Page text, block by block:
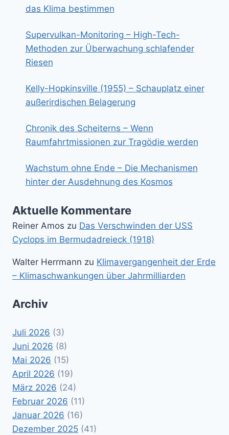
das Klima bestimmen
Supervulkan-Monitoring – High-Tech-
Methoden zur Überwachung schlafender
Riesen
Kelly-Hopkinsville (1955) – Schauplatz einer
außerirdischen Belagerung
Chronik des Scheiterns – Wenn
Raumfahrtmissionen zur Tragödie werden
Wachstum ohne Ende – Die Mechanismen
hinter der Ausdehnung des Kosmos
Aktuelle Kommentare
Reiner Amos zu Das Verschwinden der USS
Cyclops im Bermudadreieck (1918)
Walter Herrmann zu Klimavergangenheit der Erde
– Klimaschwankungen über Jahrmilliarden
Archiv
Juli 2026 (3)
Juni 2026 (8)
Mai 2026 (15)
April 2026 (19)
März 2026 (24)
Februar 2026 (11)
Januar 2026 (16)
Dezember 2025 (41)